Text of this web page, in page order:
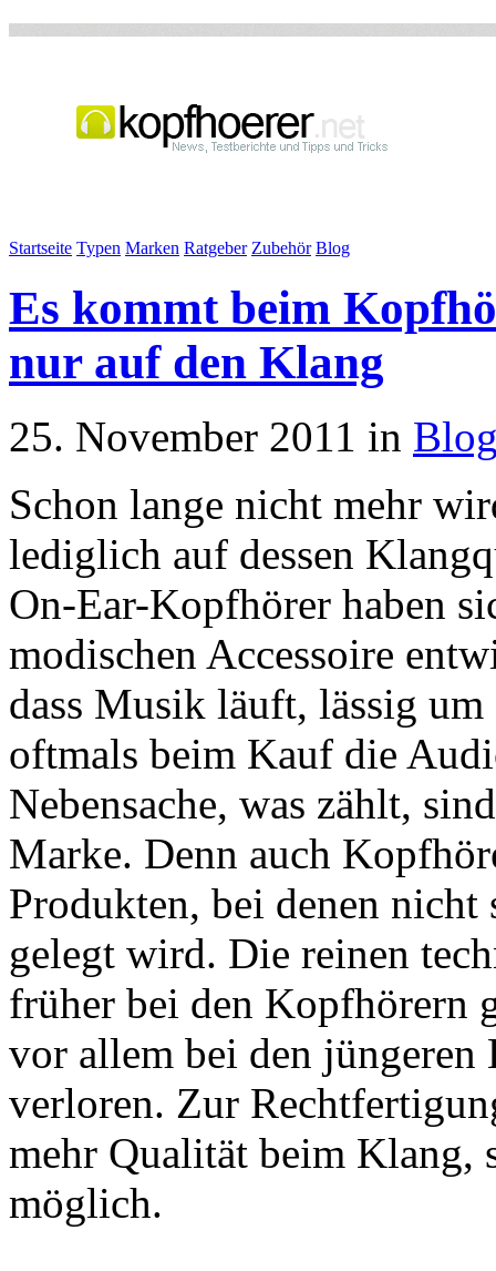
Startseite Typen Marken Ratgeber Zubehör Blog
Es kommt beim
nur auf den Klang
25. November 2011 in
Schon lange nicht mehr
lediglich auf dessen
On-Ear-Kopfhörer haben
modischen Accessoire
dass Musik läuft, lässig
oftmals beim Kauf die
Nebensache, was zählt,
Marke. Denn auch
Produkten, bei denen
gelegt wird. Die reinen
früher bei den Kopfhörern
vor allem bei den jüngeren
verloren. Zur
mehr Qualität beim Klang,
möglich.